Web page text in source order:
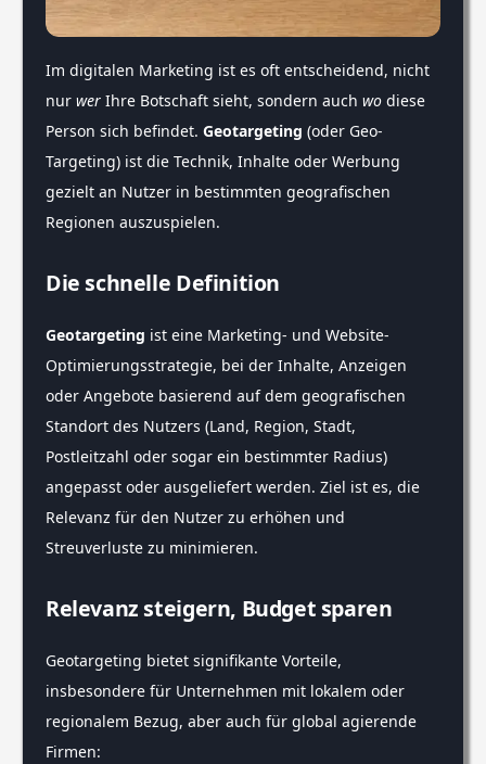
Im digitalen Marketing ist es oft entscheidend, nicht
nur wer Ihre Botschaft sieht, sondern auch wo diese
Person sich befindet. Geotargeting (oder Geo-
Targeting) ist die Technik, Inhalte oder Werbung
gezielt an Nutzer in bestimmten geografischen
Regionen auszuspielen.
Die schnelle Definition
Geotargeting ist eine Marketing- und Website-
Optimierungsstrategie, bei der Inhalte, Anzeigen
oder Angebote basierend auf dem geografischen
Standort des Nutzers (Land, Region, Stadt,
Postleitzahl oder sogar ein bestimmter Radius)
angepasst oder ausgeliefert werden. Ziel ist es, die
Relevanz für den Nutzer zu erhöhen und
Streuverluste zu minimieren.
Relevanz steigern, Budget sparen
Geotargeting bietet signifikante Vorteile,
insbesondere für Unternehmen mit lokalem oder
regionalem Bezug, aber auch für global agierende
Firmen: